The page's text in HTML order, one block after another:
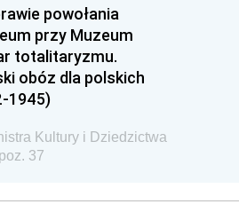
powołania
przy Muzeum
totalitaryzmu.
obóz dla polskich
1945)
Kultury i Dziedzictwa
37